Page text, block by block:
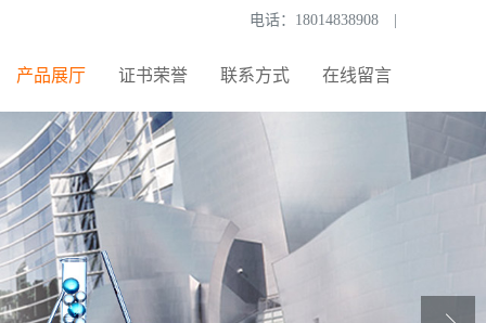
电话： 18014838908
产品展厅 证书荣誉 联系方式 在线留言